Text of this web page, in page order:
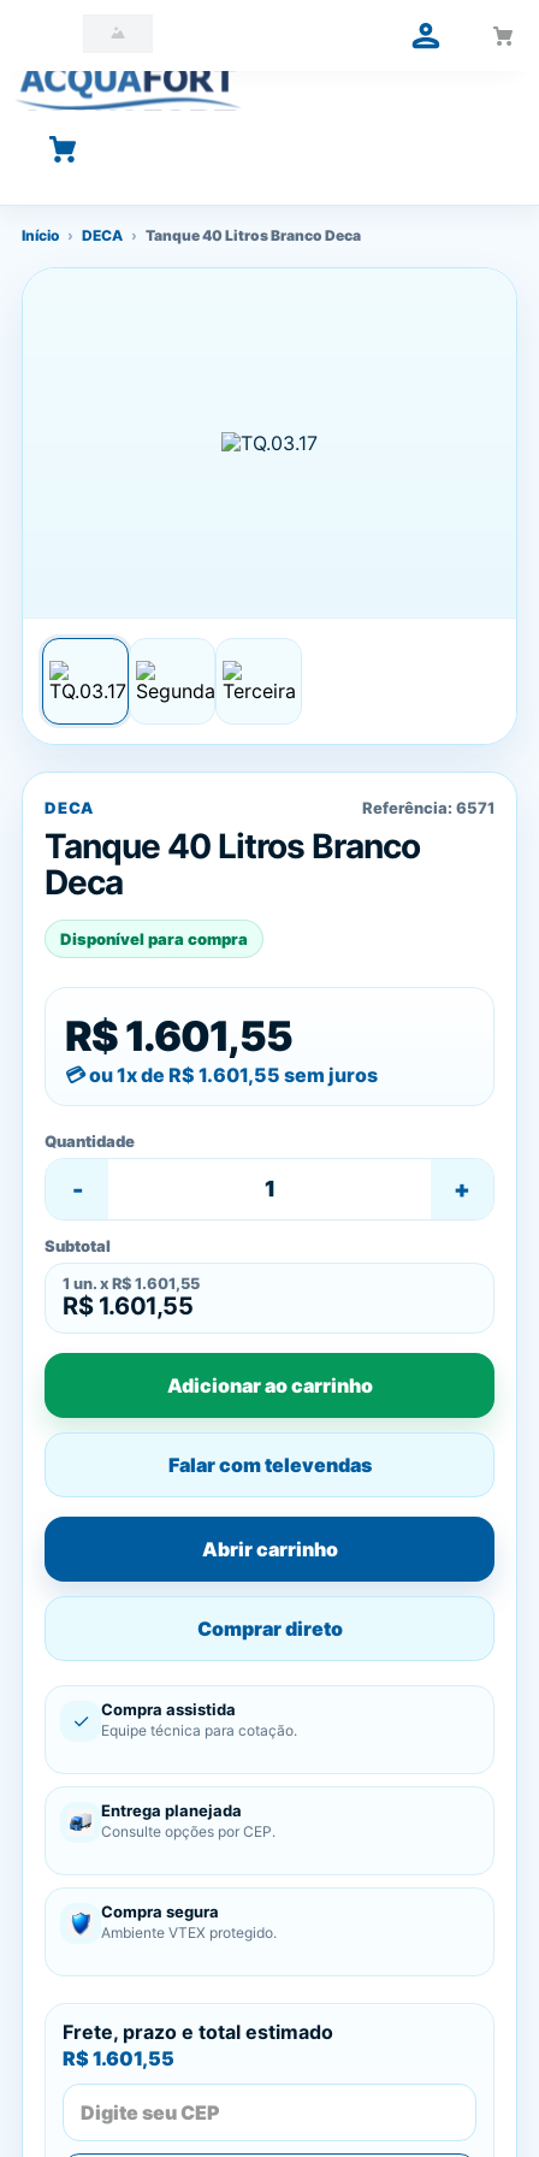
O que você está procurando?
Início › DECA › Tanque 40 Litros Branco Deca
DECA Referência: 6571
Tanque 40 Litros Branco
Deca
Disponível para compra
R$ 1.601,55
ou 1x de R$ 1.601,55 sem juros
Quantidade
- +
Subtotal
1 un. x R$ 1.601,55
R$ 1.601,55
Adicionar ao carrinho
Falar com televendas
Abrir carrinho
Comprar direto
✓ Compra assistida
Equipe técnica para cotação.
Entrega planejada
Consulte opções por CEP.
Compra segura
Ambiente VTEX protegido.
Frete, prazo e total estimado
R$ 1.601,55